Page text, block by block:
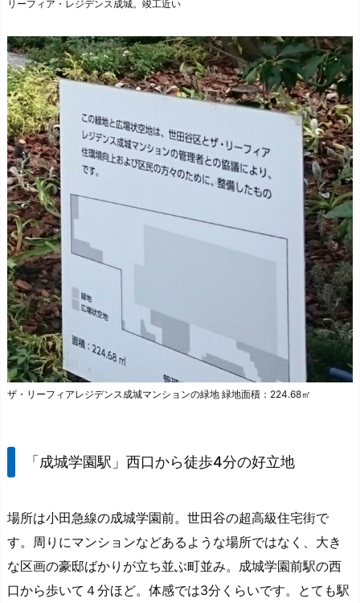
リーフィア・レジデンス成城。竣工近い
ザ・リーフィアレジデンス成城マンションの緑地 緑地面積：224.68㎡
「成城学園駅」西口から徒歩4分の好立地
場所は小田急線の成城学園前。世田谷の超高級住宅街で
す。周りにマンションなどあるような場所ではなく、大き
な区画の豪邸ばかりが立ち並ぶ町並み。成城学園前駅の西
口から歩いて４分ほど。体感では3分くらいです。とても駅